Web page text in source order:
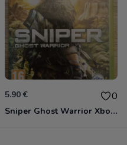
5.90 € 0
Sniper Ghost Warrior Xbox 360